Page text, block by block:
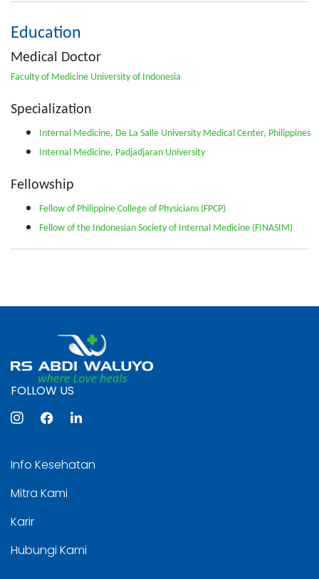
Education
Medical Doctor
Faculty of Medicine University of Indonesia
Specialization
Internal Medicine, De La Salle University Medical Center, Philippines
Internal Medicine, Padjadjaran University
Fellowship
Fellow of Philippine College of Physicians (FPCP)
Fellow of the Indonesian Society of Internal Medicine (FINASIM)
FOLLOW US
Info Kesehatan
Mitra Kami
Karir
Hubungi Kami